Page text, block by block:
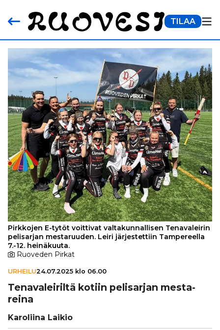
TILAA
Pirkkojen E-tytöt voittivat valtakunnallisen Tenavaleirin
pelisarjan mestaruuden. Leiri järjestettiin Tampereella
7.-12. heinäkuuta.
Ruoveden Pirkat
URHEILU24.07.2025 klo 06.00
Tena­va­lei­riltä kotiin peli­sar­jan mes­ta­
reina
Karoliina Laikio